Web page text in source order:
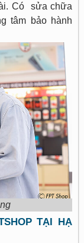
Có sửa chữa
tâm bảo hành
TẠI HẠ